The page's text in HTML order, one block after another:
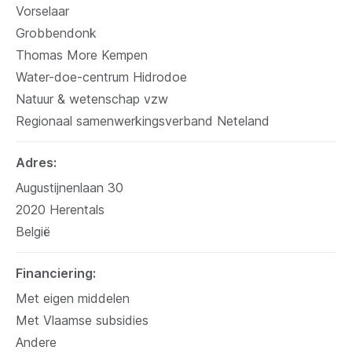
Vorselaar
Grobbendonk
Thomas More Kempen
Water-doe-centrum Hidrodoe
Natuur & wetenschap vzw
Regionaal samenwerkingsverband Neteland
Adres
Augustijnenlaan 30
2020 Herentals
België
Financiering
Met eigen middelen
Met Vlaamse subsidies
Andere